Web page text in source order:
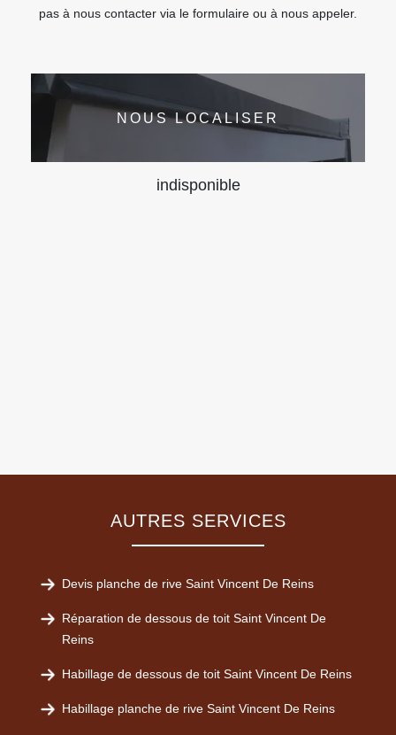
pas à nous contacter via le formulaire ou à nous appeler.
NOUS LOCALISER
indisponible
AUTRES SERVICES
Devis planche de rive Saint Vincent De Reins
Réparation de dessous de toit Saint Vincent De
Reins
Habillage de dessous de toit Saint Vincent De Reins
Habillage planche de rive Saint Vincent De Reins